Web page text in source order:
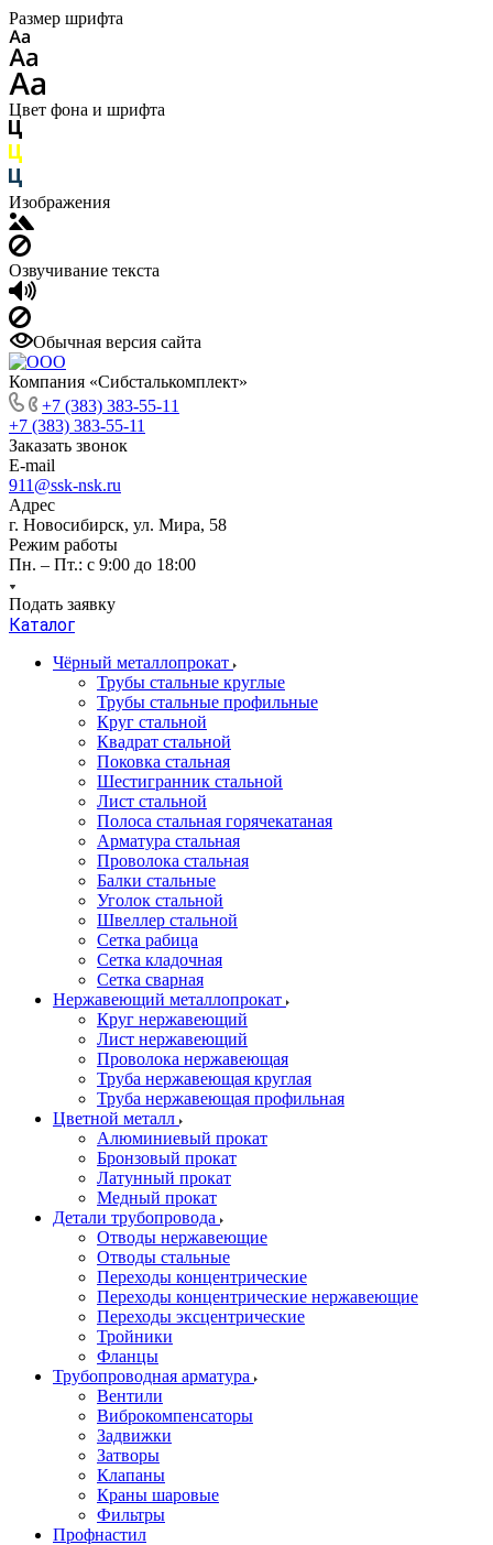
Размер шрифта
Цвет фона и шрифта
Изображения
Озвучивание текста
Обычная версия сайта
Компания «Сибсталькомплект»
+7 (383) 383-55-11
+7 (383) 383-55-11
Заказать звонок
E-mail
911@ssk-nsk.ru
Адрес
г. Новосибирск, ул. Мира, 58
Режим работы
Пн. – Пт.: с 9:00 до 18:00
Подать заявку
Каталог
Чёрный металлопрокат
Трубы стальные круглые
Трубы стальные профильные
Круг стальной
Квадрат стальной
Поковка стальная
Шестигранник стальной
Лист стальной
Полоса стальная горячекатаная
Арматура стальная
Проволока стальная
Балки стальные
Уголок стальной
Швеллер стальной
Сетка рабица
Сетка кладочная
Сетка сварная
Нержавеющий металлопрокат
Круг нержавеющий
Лист нержавеющий
Проволока нержавеющая
Труба нержавеющая круглая
Труба нержавеющая профильная
Цветной металл
Алюминиевый прокат
Бронзовый прокат
Латунный прокат
Медный прокат
Детали трубопровода
Отводы нержавеющие
Отводы стальные
Переходы концентрические
Переходы концентрические нержавеющие
Переходы эксцентрические
Тройники
Фланцы
Трубопроводная арматура
Вентили
Виброкомпенсаторы
Задвижки
Затворы
Клапаны
Краны шаровые
Фильтры
Профнастил